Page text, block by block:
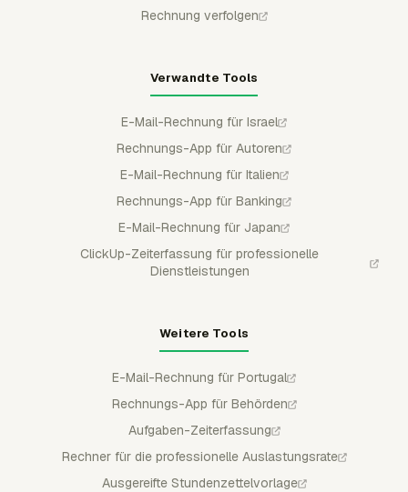
Rechnung verfolgen
Verwandte Tools
E-Mail-Rechnung für Israel
Rechnungs-App für Autoren
E-Mail-Rechnung für Italien
Rechnungs-App für Banking
E-Mail-Rechnung für Japan
ClickUp-Zeiterfassung für professionelle
Dienstleistungen
Weitere Tools
E-Mail-Rechnung für Portugal
Rechnungs-App für Behörden
Aufgaben-Zeiterfassung
Rechner für die professionelle Auslastungsrate
Ausgereifte Stundenzettelvorlage